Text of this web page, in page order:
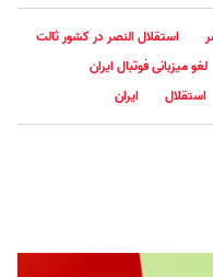
استقلال النصر در کشور ثالت
لغو میزبانی فوتبال ایران
استقلال ایران